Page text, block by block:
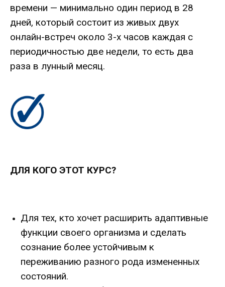
времени — минимально один период в 28
дней, который состоит из живых двух
онлайн-встреч около 3-х часов каждая с
периодичностью две недели, то есть два
раза в лунный месяц.
ДЛЯ КОГО ЭТОТ КУРС?
Для тех, кто хочет расширить адаптивные
функции своего организма и сделать
сознание более устойчивым к
переживанию разного рода измененных
состояний.